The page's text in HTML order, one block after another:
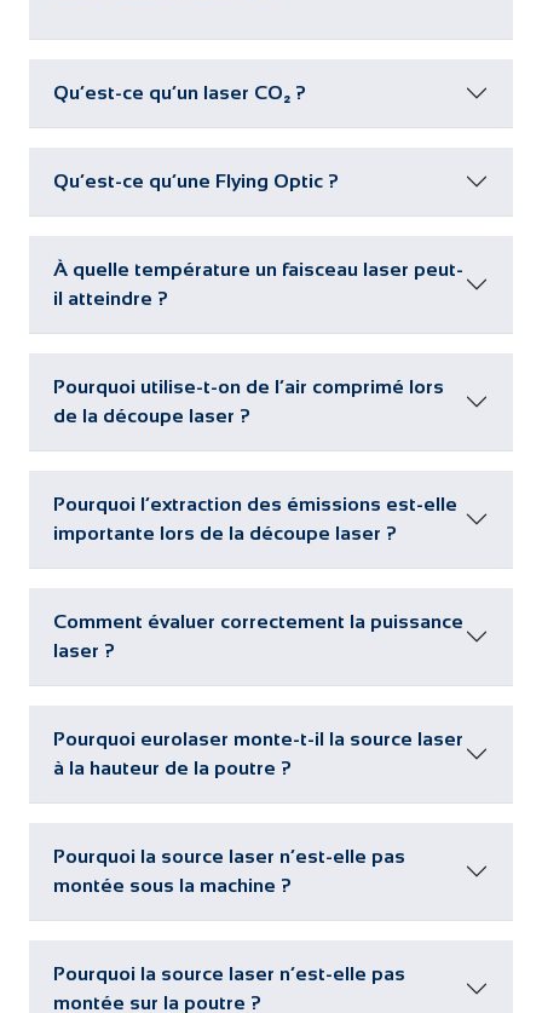
Qu’est-ce qu’un laser CO₂ ?
Qu’est-ce qu’une Flying Optic ?
À quelle température un faisceau laser peut-
il atteindre ?
Pourquoi utilise-t-on de l’air comprimé lors
de la découpe laser ?
Pourquoi l’extraction des émissions est-elle
importante lors de la découpe laser ?
Comment évaluer correctement la puissance
laser ?
Pourquoi eurolaser monte-t-il la source laser
à la hauteur de la poutre ?
Pourquoi la source laser n’est-elle pas
montée sous la machine ?
Pourquoi la source laser n’est-elle pas
montée sur la poutre ?